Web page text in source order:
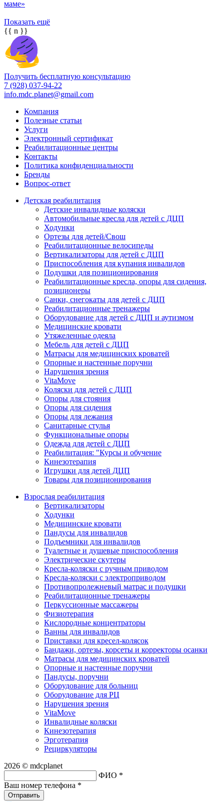
маме»
Показать ещё
{{ n }}
Получить бесплатную консультацию
7 (928) 037-94-22
info.mdc.planet@gmail.com
Компания
Полезные статьи
Услуги
Электронный сертификат
Реабилитационные центры
Контакты
Политика конфиденциальности
Бренды
Вопрос-ответ
Детская реабилитация
Детские инвалидные коляски
Автомобильные кресла для детей с ДЦП
Ходунки
Ортезы для детей/Свош
Реабилитационные велосипеды
Вертикализаторы для детей с ДЦП
Приспособления для купания инвалидов
Подушки для позиционирования
Реабилитационные кресла, опоры для сидения,
позиционеры
Санки, снегокаты для детей с ДЦП
Реабилитационные тренажеры
Оборудование для детей с ДЦП и аутизмом
Медицинские кровати
Утяжеленные одеяла
Мебель для детей с ДЦП
Матрасы для медицинских кроватей
Опорные и настенные поручни
Нарушения зрения
VitaMove
Коляски для детей с ДЦП
Опоры для стояния
Опоры для сидения
Опоры для лежания
Санитарные стулья
Функциональные опоры
Одежда для детей с ДЦП
Реабилитация: "Курсы и обучение
Кинезотерапия
Игрушки для детей ДЦП
Товары для позиционирования
Взрослая реабилитация
Вертикализаторы
Ходунки
Медицинские кровати
Пандусы для инвалидов
Подъемники для инвалидов
Туалетные и душевые приспособления
Электрические скутеры
Кресла-коляски с ручным приводом
Кресла-коляски с электроприводом
Противопролежневый матрас и подушки
Реабилитационные тренажеры
Перкуссионные массажеры
Физиотерапия
Кислородные концентраторы
Ванны для инвалидов
Приставки для кресел-колясок
Бандажи, ортезы, корсеты и корректоры осанки
Матрасы для медицинских кроватей
Опорные и настенные поручни
Пандусы, поручни
Оборудование для больниц
Оборудование для РЦ
Нарушения зрения
VitaMove
Инвалидные коляски
Кинезотерапия
Эрготерапия
Рециркуляторы
2026 © mdcplanet
ФИО *
Ваш номер телефона *
Отправить